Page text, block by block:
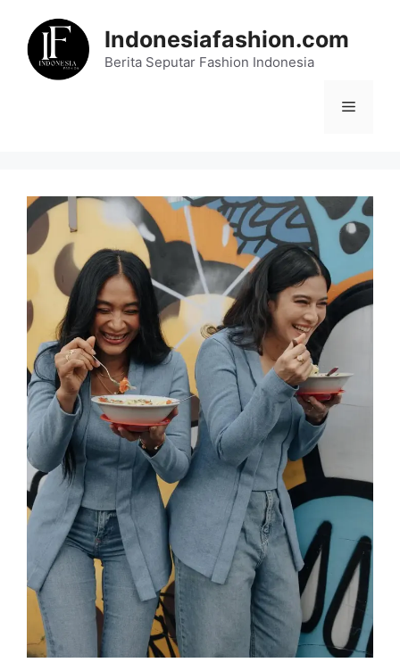
content
Indonesiafashion.com
Berita Seputar Fashion Indonesia
Menu